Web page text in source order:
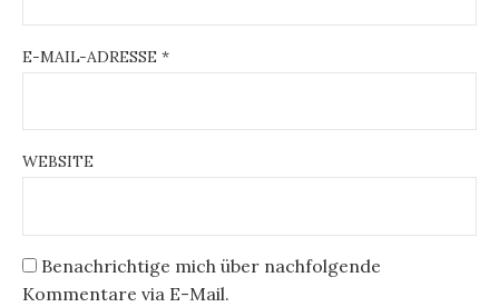
E-MAIL-ADRESSE *
WEBSITE
Benachrichtige mich über nachfolgende
Kommentare via E-Mail.